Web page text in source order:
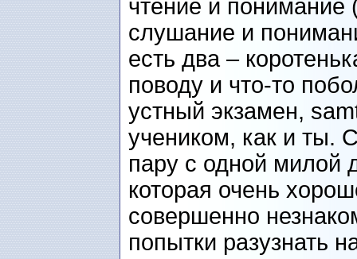
чтение и понимание
слушание и
есть два –
поводу и что-то
устный экзамен,
учеником, как и ты.
пару с одной милой
которая очень
совершенно
попытки разузнать